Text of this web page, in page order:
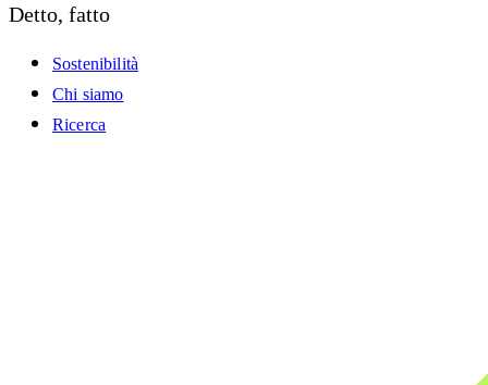
Detto, fatto
Sostenibilità
Chi siamo
Ricerca